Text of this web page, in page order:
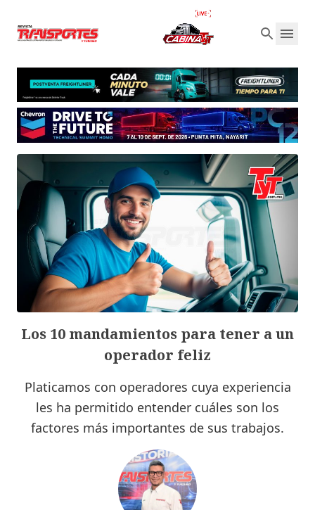
Los 10 mandamientos para tener a un
operador feliz
Platicamos con operadores cuya experiencia
les ha permitido entender cuáles son los
factores más importantes de sus trabajos.